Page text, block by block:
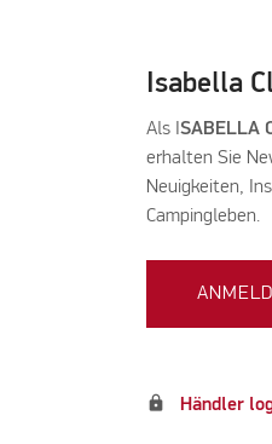
Isabella
Als ISABELLA
erhalten Sie
Neuigkeiten,
Campingleben.
lock Händler